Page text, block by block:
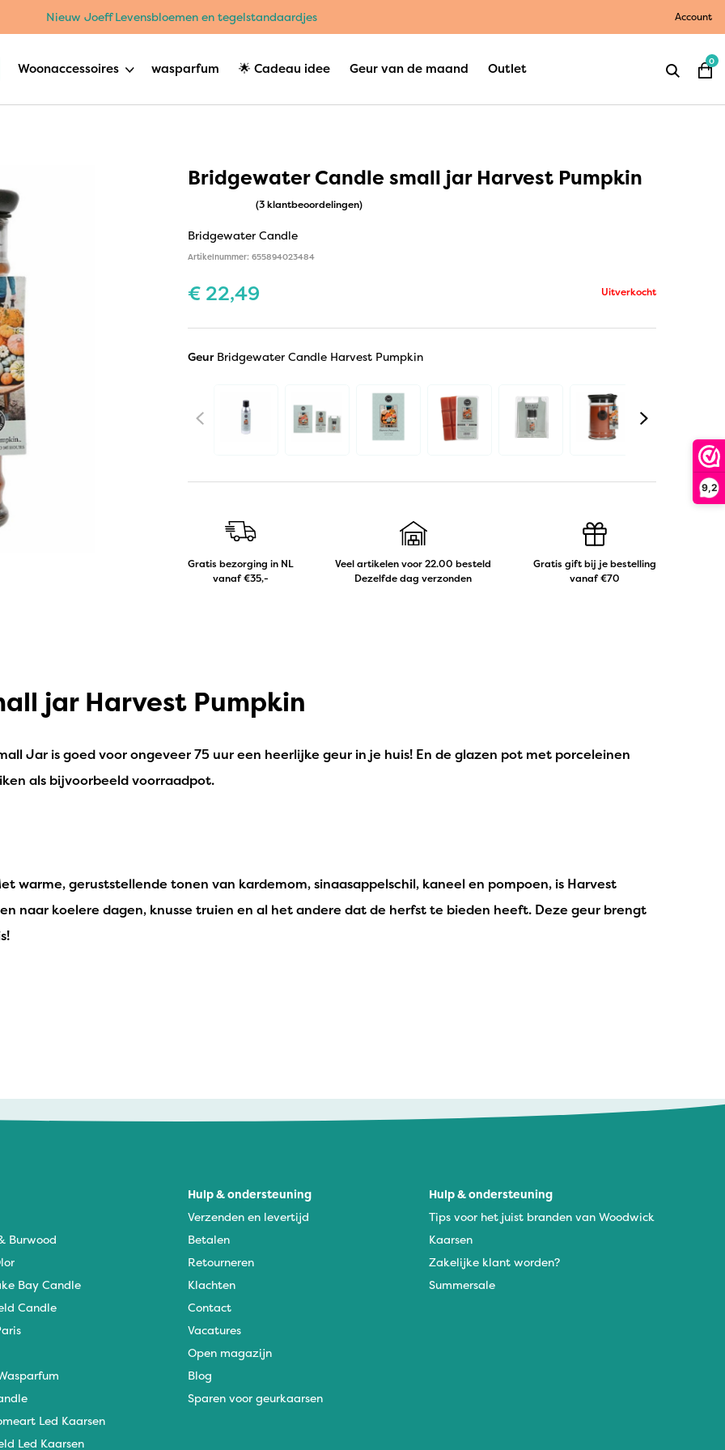
9,2
Nieuw Joeff Levensbloemen en tegelstandaardjes Account
Woonaccessoires wasparfum 🌟 Cadeau idee Geur van de maand Outlet 0
Bridgewater Candle small jar Harvest Pumpkin
(3 klantbeoordelingen)
Bridgewater Candle
Artikelnummer: 655894023484
€22,49 Uitverkocht
Geur Bridgewater Candle Harvest Pumpkin
Gratis bezorging in NL
vanaf €35,-
Veel artikelen voor 22.00 besteld
Dezelfde dag verzonden
Gratis gift bij je bestelling
vanaf €70
jar Harvest Pumpkin
Jar is goed voor ongeveer 75 uur een heerlijke geur in je huis! En de glazen pot met porceleinen
als bijvoorbeeld voorraadpot.
warme, geruststellende tonen van kardemom, sinaasappelschil, kaneel en pompoen, is Harvest
naar koelere dagen, knusse truien en al het andere dat de herfst te bieden heeft. Deze geur brengt
Burwood
Bay Candle
Candle
Led Kaarsen
Led Kaarsen
Hulp & ondersteuning
Verzenden en levertijd
Betalen
Retourneren
Klachten
Contact
Vacatures
Open magazijn
Blog
Sparen voor geurkaarsen
Hulp & ondersteuning
Tips voor het juist branden van Woodwick
Kaarsen
Zakelijke klant worden?
Summersale